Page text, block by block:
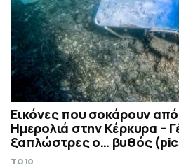
Εικόνες που σοκάρουν
Ημερολιά στην Κέρκυρα –
ξαπλώστρες ο… βυθός
TO10